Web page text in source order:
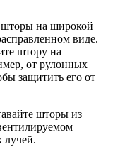
шторы на широкой
виде.
штору на
от рулонных
защитить его от
шторы из
лучей.